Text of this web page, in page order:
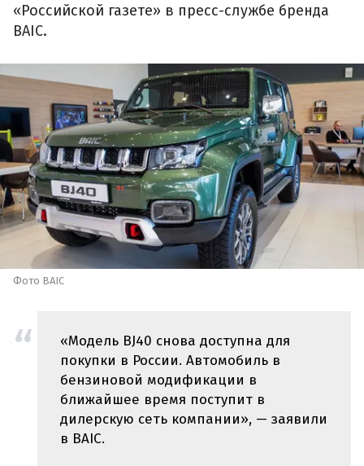
«Российской газете» в пресс-службе бренда
BAIC.
Фото BAIC
«Модель BJ40 снова доступна для
покупки в России. Автомобиль в
бензиновой модификации в
ближайшее время поступит в
дилерскую сеть компании», — заявили
в BAIC.